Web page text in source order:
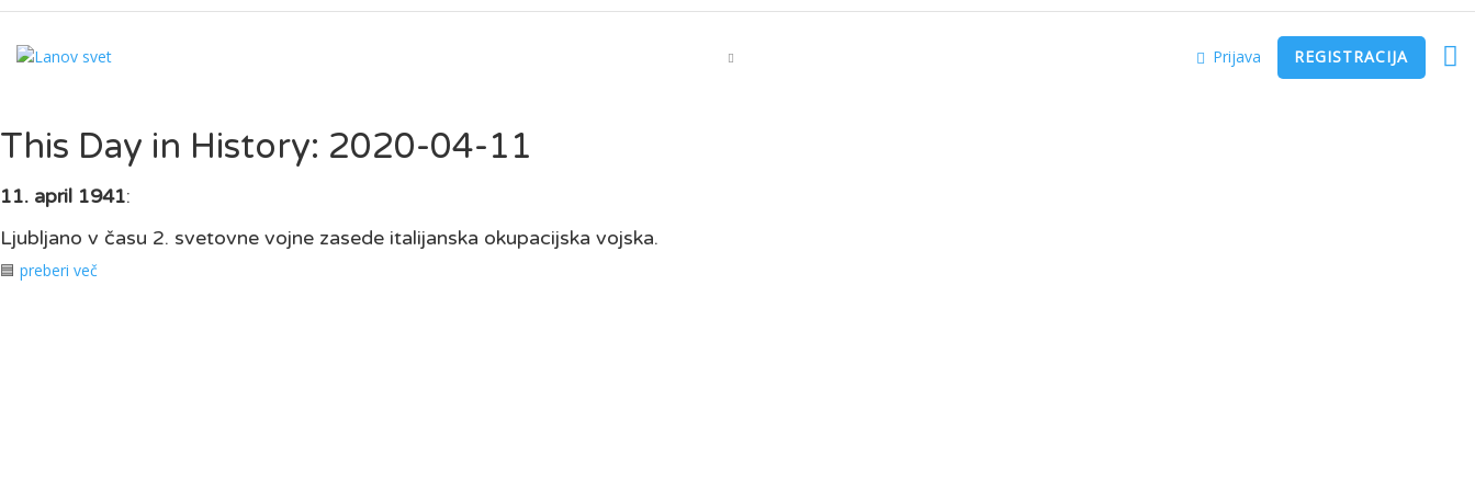
Prijava REGISTRACIJA
This Day in History: 2020-04-11
11. april 1941:
Ljubljano v času 2. svetovne vojne zasede italijanska okupacijska vojska.
🟦 preberi več